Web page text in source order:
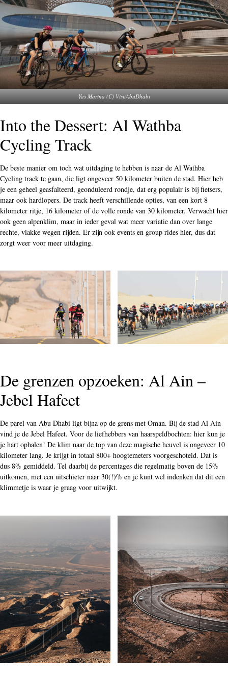
Yas Marina (C) VisitAbuDhabi
Into the Dessert: Al Wathba
Cycling Track
De beste manier om toch wat uitdaging te hebben is naar de Al Wathba
Cycling track te gaan, die ligt ongeveer 50 kilometer buiten de stad. Hier heb
je een geheel geasfalteerd, geonduleerd rondje, dat erg populair is bij fietsers,
maar ook hardlopers. De track heeft verschillende opties, van een kort 8
kilometer ritje, 16 kilometer of de volle ronde van 30 kilometer. Verwacht hier
ook geen alpenklim, maar in ieder geval wat meer variatie dan over lange
rechte, vlakke wegen rijden. Er zijn ook events en group rides hier, dus dat
zorgt weer voor meer uitdaging.
De grenzen opzoeken: Al Ain –
Jebel Hafeet
De parel van Abu Dhabi ligt bijna op de grens met Oman. Bij de stad Al Ain
vind je de Jebel Hafeet. Voor de liefhebbers van haarspeldbochten: hier kun je
je hart ophalen! De klim naar de top van deze magische heuvel is ongeveer 10
kilometer lang. Je krijgt in totaal 800+ hoogtemeters voorgeschoteld. Dat is
dus 8% gemiddeld. Tel daarbij de percentages die regelmatig boven de 15%
uitkomen, met een uitschieter naar 30(!)% en je kunt wel indenken dat dit een
klimmetje is waar je graag voor uitwijkt.